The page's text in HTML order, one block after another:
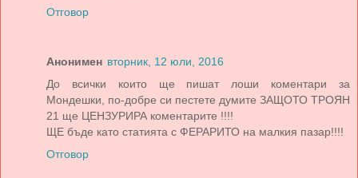
Отговор
Анонимен вторник, 12 юли, 2016
До всички които ще пишат лоши коментари за
Мондешки, по-добре си пестете думите ЗАЩОТО ТРОЯН
21 ще ЦЕНЗУРИРА коментарите !!!!
ЩЕ бъде като статията с ФЕРАРИТО на малкия пазар!!!!
Отговор